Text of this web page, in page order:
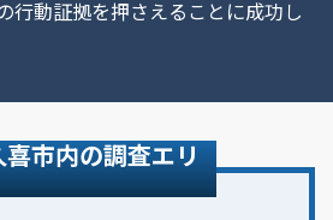
行動証拠を押さえることに成功し
市内の調査エリ